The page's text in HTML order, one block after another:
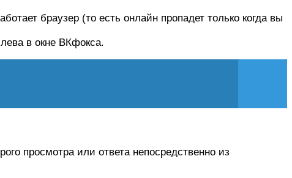
браузер (то есть онлайн пропадет только когда вы
в окне ВКфокса.
просмотра или ответа непосредственно из